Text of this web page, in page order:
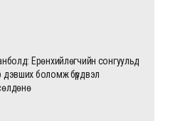
Ерөнхийлөгчийн сонгуульд
дэвших боломж бүрдвэл